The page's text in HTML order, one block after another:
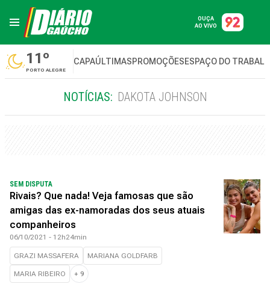
OUÇA
AO VIVO
11º
PORTO ALEGRE
CAPAÚLTIMASPROMOÇÕESESPAÇO DO
NOTÍCIAS: DAKOTA JOHNSON
SEM DISPUTA
Rivais? Que nada! Veja famosas que são
amigas das ex-namoradas dos seus atuais
companheiros
06/10/2021 - 12h24min
GRAZI MASSAFERA MARIANA GOLDFARB
MARIA RIBEIRO + 9